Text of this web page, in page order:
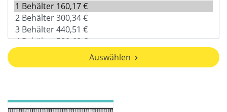
Auswählen